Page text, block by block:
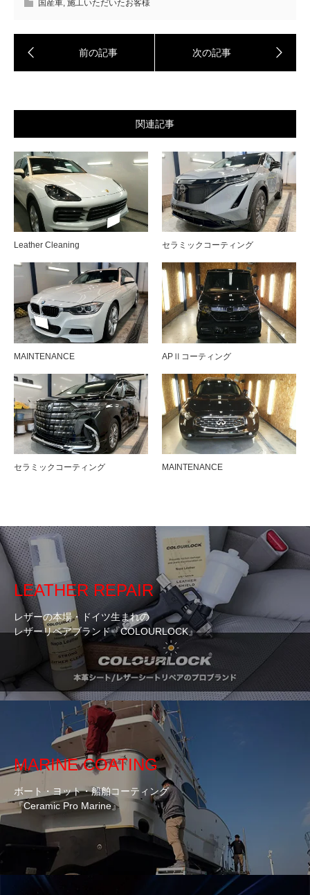
国産車, 施工いただいたお客様
関連記事
Leather Cleaning セラミックコーティング
MAINTENANCE APⅡコーティング
セラミックコーティング MAINTENANCE
LEATHER REPAIR
レザーの本場・ドイツ生まれの
レザーリペアブランド『COLOURLOCK』
MARINE COATING
ボート・ヨット・船舶コーティング
『Ceramic Pro Marine』